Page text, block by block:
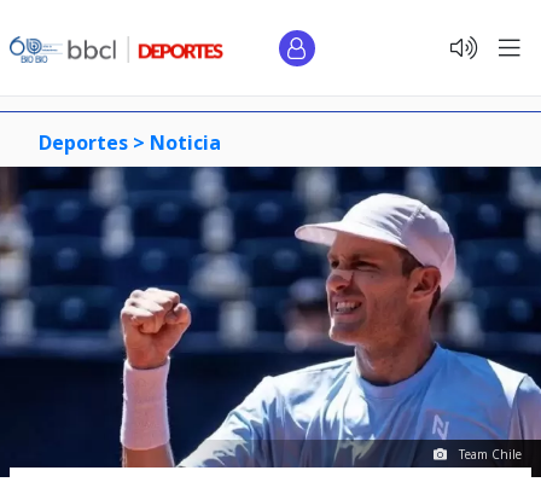
Deportes > Noticia
Team Chile